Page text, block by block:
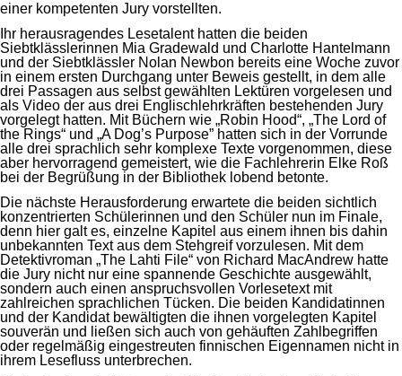
einer kompetenten Jury vorstellten.
Ihr herausragendes Lesetalent hatten die beiden
Siebtklässlerinnen Mia Gradewald und Charlotte Hantelmann
und der Siebtklässler Nolan Newbon bereits eine Woche zuvor
in einem ersten Durchgang unter Beweis gestellt, in dem alle
drei Passagen aus selbst gewählten Lektüren vorgelesen und
als Video der aus drei Englischlehrkräften bestehenden Jury
vorgelegt hatten. Mit Büchern wie „Robin Hood“, „The Lord of
the Rings“ und „A Dog’s Purpose” hatten sich in der Vorrunde
alle drei sprachlich sehr komplexe Texte vorgenommen, diese
aber hervorragend gemeistert, wie die Fachlehrerin Elke Roß
bei der Begrüßung in der Bibliothek lobend betonte.
Die nächste Herausforderung erwartete die beiden sichtlich
konzentrierten Schülerinnen und den Schüler nun im Finale,
denn hier galt es, einzelne Kapitel aus einem ihnen bis dahin
unbekannten Text aus dem Stehgreif vorzulesen. Mit dem
Detektivroman „The Lahti File“ von Richard MacAndrew hatte
die Jury nicht nur eine spannende Geschichte ausgewählt,
sondern auch einen anspruchsvollen Vorlesetext mit
zahlreichen sprachlichen Tücken. Die beiden Kandidatinnen
und der Kandidat bewältigten die ihnen vorgelegten Kapitel
souverän und ließen sich auch von gehäuften Zahlbegriffen
oder regelmäßig eingestreuten finnischen Eigennamen nicht in
ihrem Lesefluss unterbrechen.